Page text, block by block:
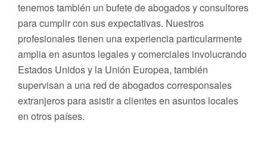
tenemos también un bufete de abogados y consultores
para cumplir con sus expectativas. Nuestros
profesionales tienen una experiencia particularmente
amplia en asuntos legales y comerciales involucrando
Estados Unidos y la Unión Europea, también
supervisan a una red de abogados corresponsales
extranjeros para asistir a clientes en asuntos locales
en otros países.